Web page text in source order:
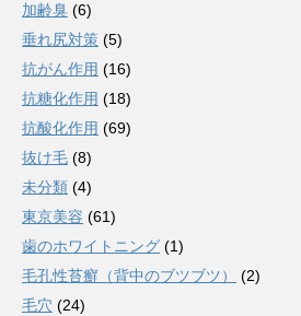
加齢臭 (6)
垂れ尻対策 (5)
抗がん作用 (16)
抗糖化作用 (18)
抗酸化作用 (69)
抜け毛 (8)
未分類 (4)
東京美容 (61)
歯のホワイトニング (1)
毛孔性苔癬（背中のブツブツ）
(2)
毛穴 (24)